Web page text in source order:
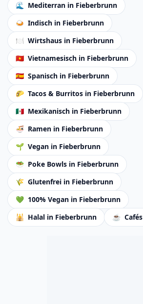
🌊
Mediterran in Fieberbrunn
🍛 Indisch in Fieberbrunn
🍽️ Wirtshaus in Fieberbrunn
🇻🇳 Vietnamesisch in Fieberbrunn
🇪🇸 Spanisch in Fieberbrunn
🌮 Tacos & Burritos in Fieberbrunn
🇲🇽 Mexikanisch in Fieberbrunn
🍜 Ramen in Fieberbrunn
🌱 Vegan in Fieberbrunn
🥗 Poke Bowls in Fieberbrunn
🌾 Glutenfrei in Fieberbrunn
💚 100% Vegan in Fieberbrunn
🕌 Halal in Fieberbrunn ☕ Cafés